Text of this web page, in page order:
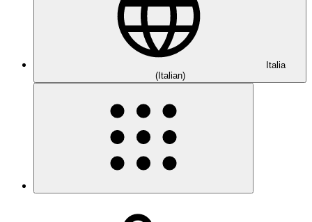
Italia
(Italian)